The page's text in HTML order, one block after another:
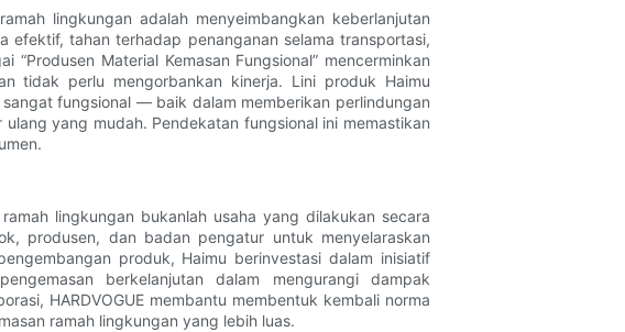
lingkungan adalah menyeimbangkan keberlanjutan
efektif, tahan terhadap penanganan selama transportasi,
“Produsen Material Kemasan Fungsional” mencerminkan
tidak perlu mengorbankan kinerja. Lini produk Haimu
fungsional — baik dalam memberikan perlindungan
yang mudah. ​​Pendekatan fungsional ini memastikan
lingkungan bukanlah usaha yang dilakukan secara
produsen, dan badan pengatur untuk menyelaraskan
produk, Haimu berinvestasi dalam inisiatif
berkelanjutan dalam mengurangi dampak
HARDVOGUE membantu membentuk kembali norma
ramah lingkungan yang lebih luas.